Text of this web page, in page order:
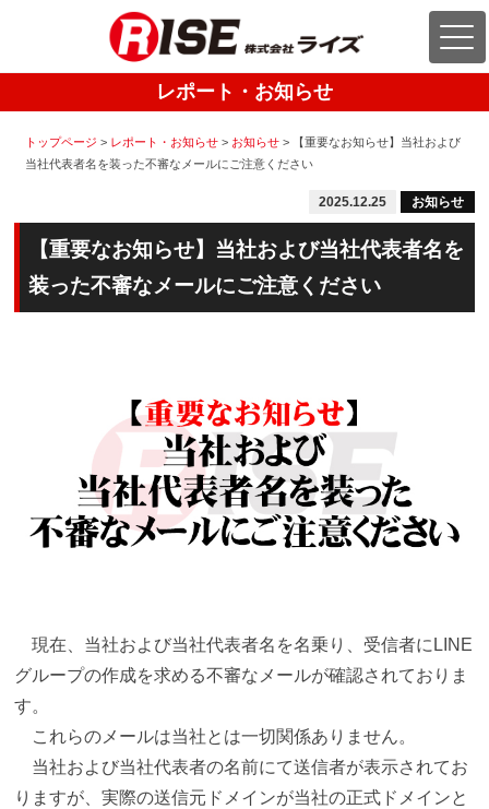
レポート・お知らせ
トップページ > レポート・お知らせ > お知らせ >
【重要なお知らせ】当社および
当社代表者名を装った不審なメールにご注意ください
2025.12.25 お知らせ
【重要なお知らせ】当社および当社代表者名を
装った不審なメールにご注意ください
現在、当社および当社代表者名を名乗り、受信者にLINE
グループの作成を求める不審なメールが確認されておりま
す。
これらのメールは当社とは一切関係ありません。
当社および当社代表者の名前にて送信者が表示されてお
りますが、実際の送信元ドメインが当社の正式ドメインと